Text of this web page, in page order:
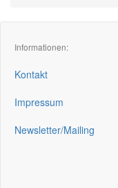
Informationen:
Kontakt
Impressum
Newsletter/Mailing